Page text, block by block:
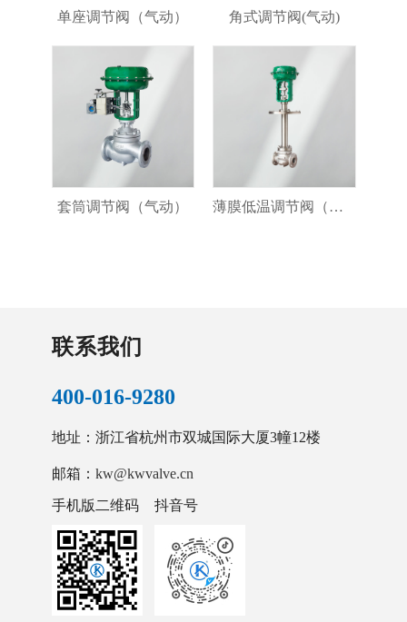
单座调节阀（气动） 角式调节阀(气动)
套筒调节阀（气动） 薄膜低温调节阀（气动）
联系我们
400-016-9280
地址：浙江省杭州市双城国际大厦3幢12楼
邮箱： kw@kwvalve.cn
手机版二维码 抖音号